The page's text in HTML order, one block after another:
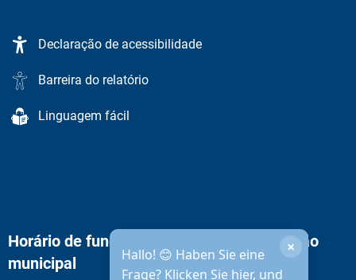
Declaração de acessibilidade
Barreira do relatório
Linguagem fácil
Hallo! 😊 Haben Sie eine
Frage? Klicken Sie hier, und
×
Horário de funcionamento da administração
municipal